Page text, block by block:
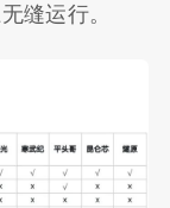
缝运行。